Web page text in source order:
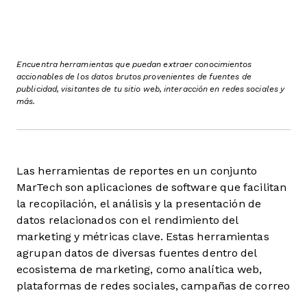
Encuentra herramientas que puedan extraer conocimientos
accionables de los datos brutos provenientes de fuentes de
publicidad, visitantes de tu sitio web, interacción en redes sociales y
más.
Las herramientas de reportes en un conjunto
MarTech son aplicaciones de software que facilitan
la recopilación, el análisis y la presentación de
datos relacionados con el rendimiento del
marketing y métricas clave. Estas herramientas
agrupan datos de diversas fuentes dentro del
ecosistema de marketing, como analítica web,
plataformas de redes sociales, campañas de correo